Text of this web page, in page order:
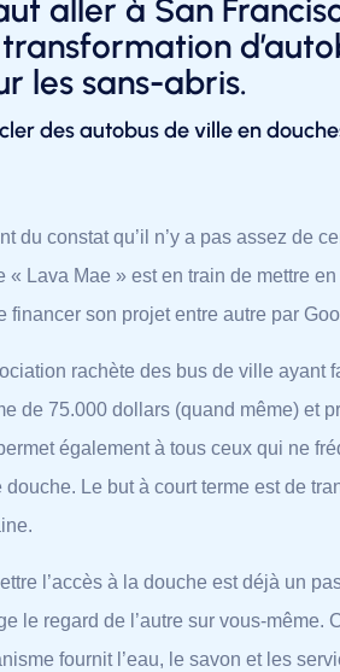
aller à San
les sans-abris.
des autobus de ville en
du constat qu’il n’y a pas assez de
« Lava Mae » est en train de mettre
financer son projet entre autre par
rachète des bus de ville ayant
de 75.000 dollars (quand même) et
également à tous ceux qui ne
douche. Le but à court terme est de
l’accès à la douche est déjà un
le regard de l’autre sur vous-
fournit l’eau, le savon et les